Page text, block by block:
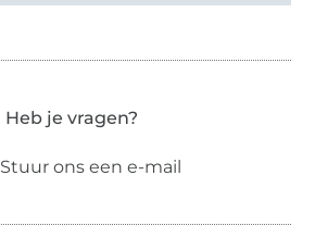
Heb je vragen?
Stuur ons een e-mail